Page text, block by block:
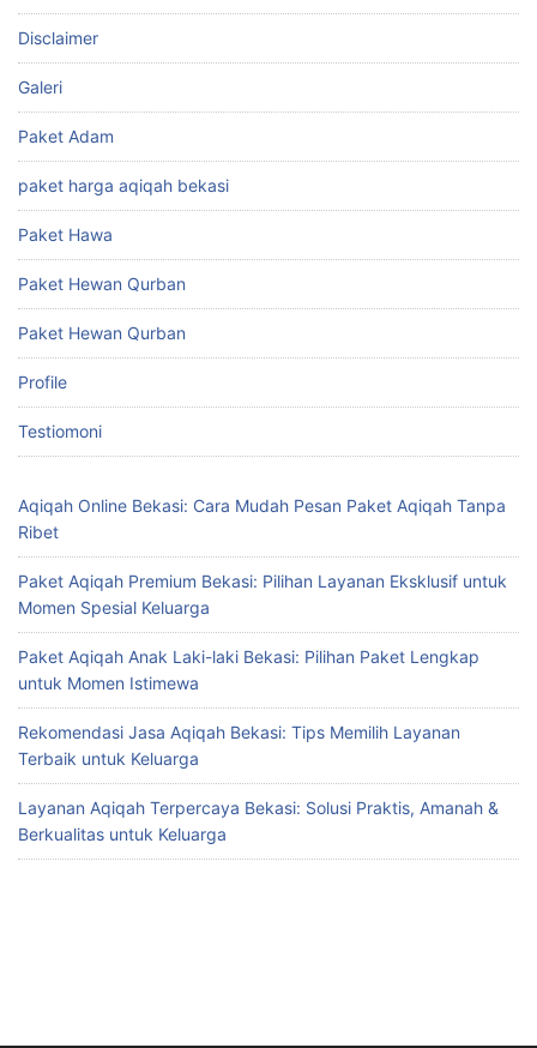
Disclaimer
Galeri
Paket Adam
paket harga aqiqah bekasi
Paket Hawa
Paket Hewan Qurban
Paket Hewan Qurban
Profile
Testiomoni
Aqiqah Online Bekasi: Cara Mudah Pesan Paket Aqiqah Tanpa
Ribet
Paket Aqiqah Premium Bekasi: Pilihan Layanan Eksklusif untuk
Momen Spesial Keluarga
Paket Aqiqah Anak Laki-laki Bekasi: Pilihan Paket Lengkap
untuk Momen Istimewa
Rekomendasi Jasa Aqiqah Bekasi: Tips Memilih Layanan
Terbaik untuk Keluarga
Layanan Aqiqah Terpercaya Bekasi: Solusi Praktis, Amanah &
Berkualitas untuk Keluarga